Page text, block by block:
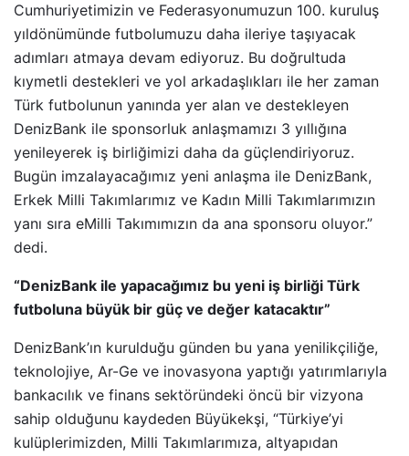
Cumhuriyetimizin ve Federasyonumuzun 100. kuruluş
yıldönümünde futbolumuzu daha ileriye taşıyacak
adımları atmaya devam ediyoruz. Bu doğrultuda
kıymetli destekleri ve yol arkadaşlıkları ile her zaman
Türk futbolunun yanında yer alan ve destekleyen
DenizBank ile sponsorluk anlaşmamızı 3 yıllığına
yenileyerek iş birliğimizi daha da güçlendiriyoruz.
Bugün imzalayacağımız yeni anlaşma ile DenizBank,
Erkek Milli Takımlarımız ve Kadın Milli Takımlarımızın
yanı sıra eMilli Takımımızın da ana sponsoru oluyor.”
dedi.
“DenizBank ile yapacağımız bu yeni iş birliği Türk
futboluna büyük bir güç ve değer katacaktır”
DenizBank’ın kurulduğu günden bu yana yenilikçiliğe,
teknolojiye, Ar-Ge ve inovasyona yaptığı yatırımlarıyla
bankacılık ve finans sektöründeki öncü bir vizyona
sahip olduğunu kaydeden Büyükekşi, “Türkiye’yi
kulüplerimizden, Milli Takımlarımıza, altyapıdan